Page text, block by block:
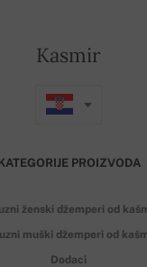
Kasmir
PROIZVODA
ženski džemperi od
muški džemperi od
Dodaci